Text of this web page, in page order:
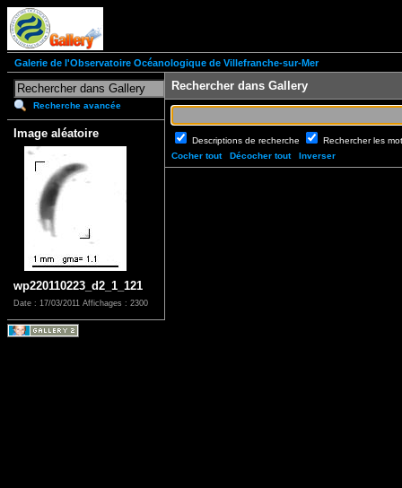
Galerie de l'Observatoire Océanologique de Villefranche-sur-Mer
Recherche avancée
Image aléatoire
wp220110223_d2_1_121
Date : 17/03/2011 Affichages : 2300
Rechercher dans Gallery
Descriptions de recherche
Rechercher les
Cocher tout
Décocher tout Inverser